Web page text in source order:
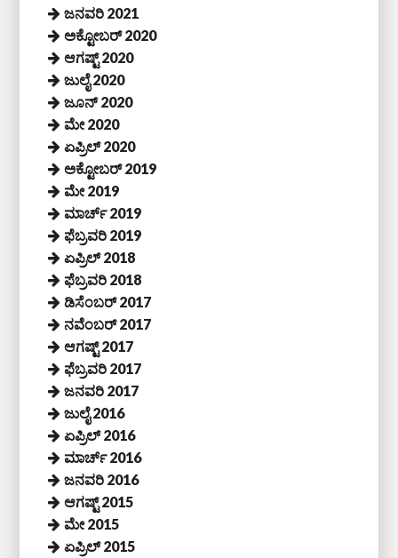
ಜನವರಿ 2021
ಅಕ್ಟೋಬರ್ 2020
ಆಗಷ್ಟ್ 2020
ಜುಲೈ 2020
ಜೂನ್ 2020
ಮೇ 2020
ಏಪ್ರಿಲ್ 2020
ಅಕ್ಟೋಬರ್ 2019
ಮೇ 2019
ಮಾರ್ಚ್ 2019
ಫೆಬ್ರವರಿ 2019
ಏಪ್ರಿಲ್ 2018
ಫೆಬ್ರವರಿ 2018
ಡಿಸೆಂಬರ್ 2017
ನವೆಂಬರ್ 2017
ಆಗಷ್ಟ್ 2017
ಫೆಬ್ರವರಿ 2017
ಜನವರಿ 2017
ಜುಲೈ 2016
ಏಪ್ರಿಲ್ 2016
ಮಾರ್ಚ್ 2016
ಜನವರಿ 2016
ಆಗಷ್ಟ್ 2015
ಮೇ 2015
ಏಪ್ರಿಲ್ 2015